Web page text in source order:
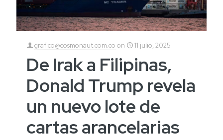
grafico@cosmonaut.com.co on 11 julio, 2025
De Irak a Filipinas,
Donald Trump revela
un nuevo lote de
cartas arancelarias